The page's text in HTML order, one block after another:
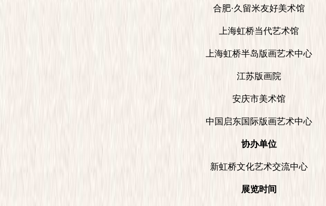
合肥·久留米友好美术馆
上海虹桥当代艺术馆
上海虹桥半岛版画艺术中心
江苏版画院
安庆市美术馆
中国启东国际版画艺术中心
协办单位
新虹桥文化艺术交流中心
展览时间